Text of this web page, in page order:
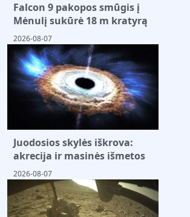
Falcon 9 pakopos smūgis į
Mėnulį sukūrė 18 m kratyrą
2026-08-07
Juodosios skylės iškrova:
akrecija ir masinės išmetos
2026-08-07